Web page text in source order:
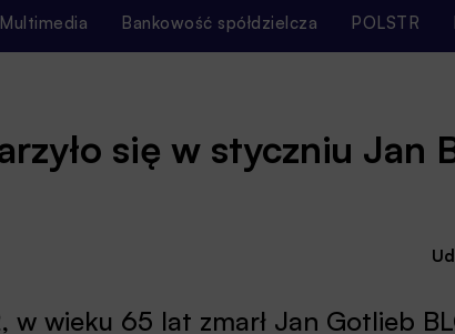
Multimedia Bankowość spółdzielcza POLSTR
się w styczniu Jan
w wieku 65 lat zmarł Jan Gotlieb